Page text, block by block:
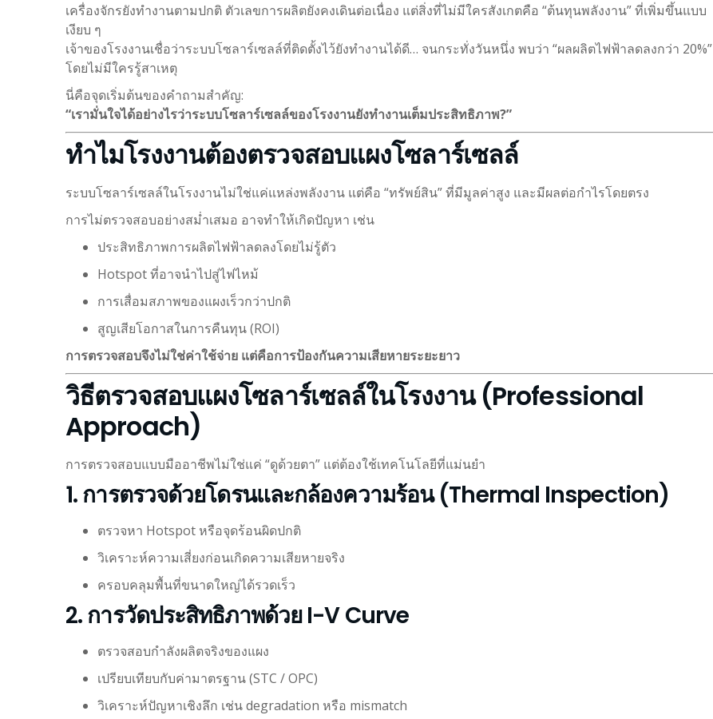
เครื่องจักรยังทำงานตามปกติ ตัวเลขการผลิตยังคงเดินต่อเนื่อง แต่สิ่งที่ไม่มีใครสังเกตคือ “ต้นทุนพลังงาน” ที่เพิ่มขึ้นแบบ
เงียบ ๆ
เจ้าของโรงงานเชื่อว่าระบบโซลาร์เซลล์ที่ติดตั้งไว้ยังทำงานได้ดี… จนกระทั่งวันหนึ่ง พบว่า “ผลผลิตไฟฟ้าลดลงกว่า 20%”
โดยไม่มีใครรู้สาเหตุ
นี่คือจุดเริ่มต้นของคำถามสำคัญ:
“เรามั่นใจได้อย่างไรว่าระบบโซลาร์เซลล์ของโรงงานยังทำงานเต็มประสิทธิภาพ?”
ทำไมโรงงานต้องตรวจสอบแผงโซลาร์เซลล์
ระบบโซลาร์เซลล์ในโรงงานไม่ใช่แค่แหล่งพลังงาน แต่คือ “ทรัพย์สิน” ที่มีมูลค่าสูง และมีผลต่อกำไรโดยตรง
การไม่ตรวจสอบอย่างสม่ำเสมอ อาจทำให้เกิดปัญหา เช่น
ประสิทธิภาพการผลิตไฟฟ้าลดลงโดยไม่รู้ตัว
Hotspot ที่อาจนำไปสู่ไฟไหม้
การเสื่อมสภาพของแผงเร็วกว่าปกติ
สูญเสียโอกาสในการคืนทุน (ROI)
การตรวจสอบจึงไม่ใช่ค่าใช้จ่าย แต่คือการป้องกันความเสียหายระยะยาว
วิธีตรวจสอบแผงโซลาร์เซลล์ในโรงงาน (Professional
Approach)
การตรวจสอบแบบมืออาชีพไม่ใช่แค่ “ดูด้วยตา” แต่ต้องใช้เทคโนโลยีที่แม่นยำ
1. การตรวจด้วยโดรนและกล้องความร้อน (Thermal Inspection)
ตรวจหา Hotspot หรือจุดร้อนผิดปกติ
วิเคราะห์ความเสี่ยงก่อนเกิดความเสียหายจริง
ครอบคลุมพื้นที่ขนาดใหญ่ได้รวดเร็ว
2. การวัดประสิทธิภาพด้วย I-V Curve
ตรวจสอบกำลังผลิตจริงของแผง
เปรียบเทียบกับค่ามาตรฐาน (STC / OPC)
วิเคราะห์ปัญหาเชิงลึก เช่น degradation หรือ mismatch